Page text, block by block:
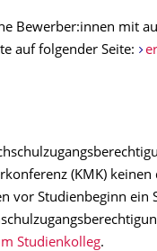
Bewerber:innen mit
auf folgender Seite:
(KMK) keinen
vor Studienbeginn ein
Studienkolleg.